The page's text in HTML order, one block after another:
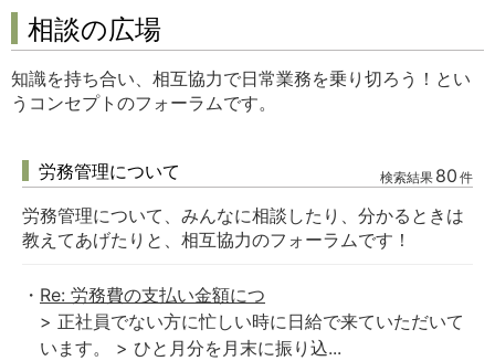
相談の広場
知識を持ち合い、相互協力で日常業務を乗り切ろう！とい
うコンセプトのフォーラムです。
労務管理について 検索結果 80 件
労務管理について、みんなに相談したり、分かるときは
教えてあげたりと、相互協力のフォーラムです！
Re: 労務費の支払い金額につ
> 正社員でない方に忙しい時に日給で来ていただいて
います。 > ひと月分を月末に振り込...